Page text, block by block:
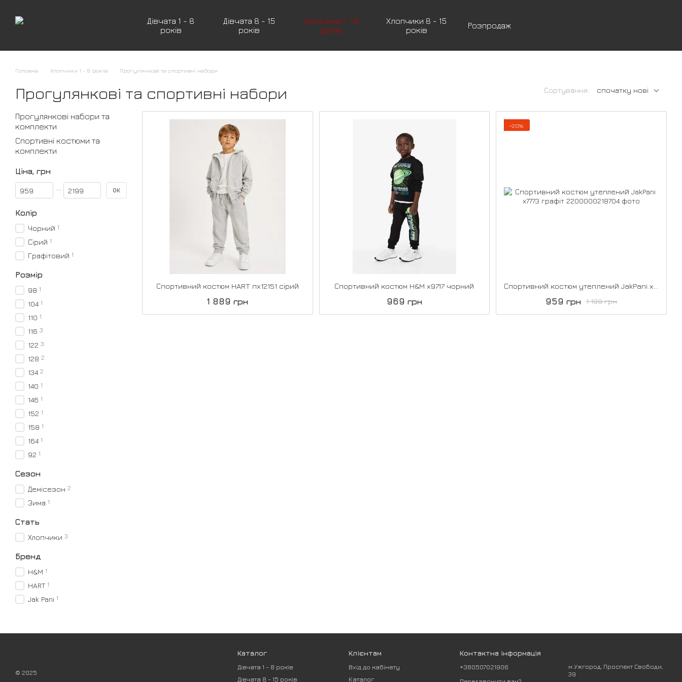
Дівчата 1 - 8
років
Дівчата 8 - 15
років
Хлопчики 1 - 8
років
Хлопчики 8 - 15
років
Розпродаж
Головна Хлопчики 1 - 8 років Прогулянкові та спортивні набори
Прогулянкові та спортивні набори Сортування: спочатку нові
Спортивний костюм HART пх12151 сірий
1 889 грн
Спортивний костюм H&M х9717 чорний
969 грн
−20%
1 199 грн
959 грн
Прогулянкові набори та
комплекти
Спортивні костюми та
комплекти
Ціна, грн
Від Ціна, грн
До Ціна, грн ОК
Колір
Чорний 1
Сірий 1
Графітовий 1
Розмір
98 1
104 1
110 1
116 3
122 3
128 2
134 2
140 1
146 1
152 1
158 1
164 1
92 1
Сезон
Демісезон 2
Зима 1
Стать
Хлопчики 3
Бренд
H&M 1
HART 1
Jak Pani 1
© 2025
Каталог
Дівчата 1 - 8 років
Дівчата 8 - 15 років
Клієнтам
Вхід до кабінету
Каталог
Контактна інформація
+380507021906
м.Ужгород, Проспект Свободи,
39